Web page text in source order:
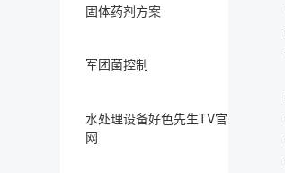
固体药剂方案
军团菌控制
水处理设备好色先生TV官
网